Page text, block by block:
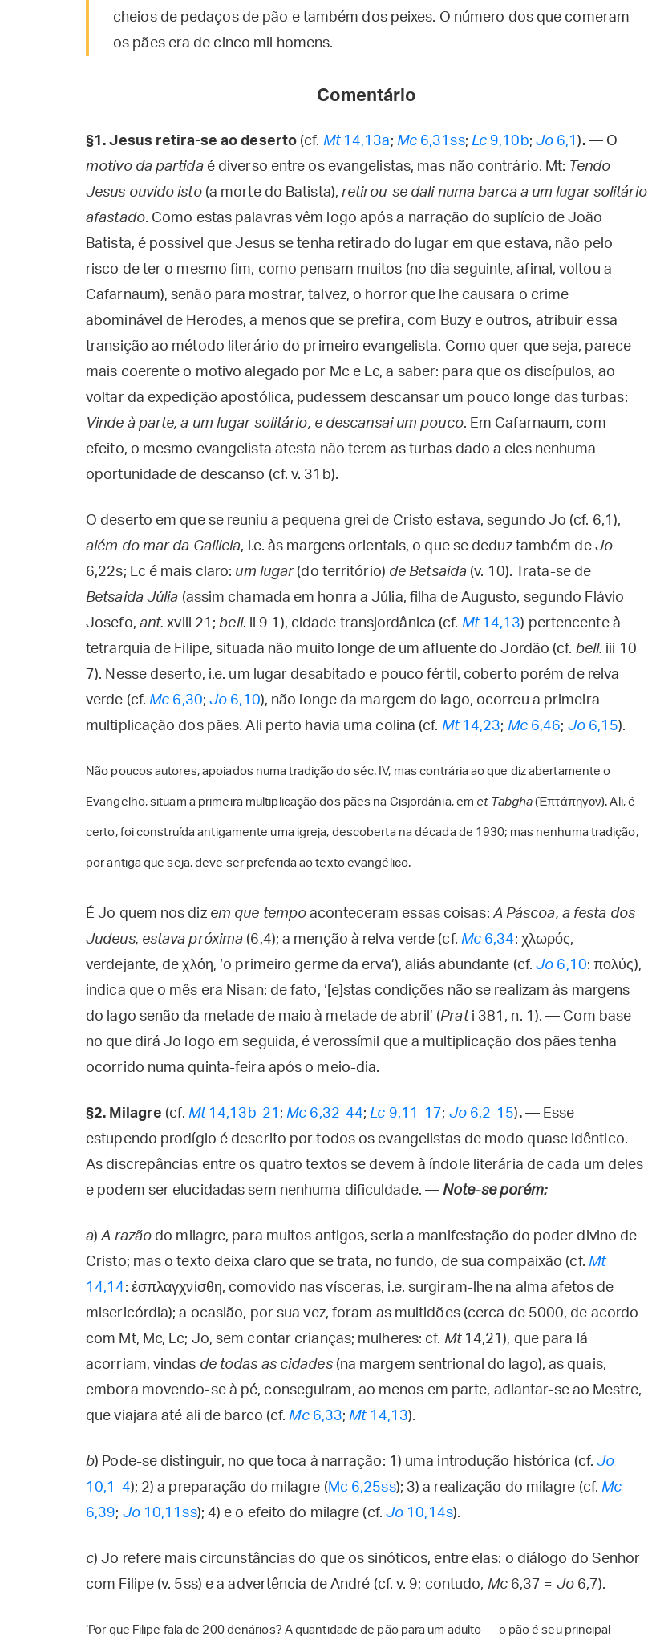
cheios de pedaços de pão e também dos peixes. O número dos que comeram
os pães era de cinco mil homens.
Comentário
§1. Jesus retira-se ao deserto (cf. Mt14,13a; Mc6,31ss; Lc 9,10b; Jo 6,1 ).— O
motivo da partidaé diverso entre os evangelistas, mas não contrário. Mt: Tendo
Jesus ouvido isto(a morte do Batista),retirou-se dali numa barca a um lugar solitário
afastado. Como estas palavras vêm logo após a narração do suplício de João
Batista, é possível que Jesus se tenha retirado do lugar em que estava, não pelo
risco de ter o mesmo fim, como pensam muitos (no dia seguinte, afinal, voltou a
Cafarnaum), senão para mostrar, talvez, o horror que lhe causara o crime
abominável de Herodes, a menos que se prefira, com Buzy e outros, atribuir essa
transição ao método literário do primeiro evangelista. Como quer que seja, parece
mais coerente o motivo alegado por Mc e Lc, a saber: para que os discípulos, ao
voltar da expedição apostólica, pudessem descansar um pouco longe das turbas:
Vinde à parte, a um lugar solitário, e descansai um pouco. Em Cafarnaum, com
efeito, o mesmo evangelista atesta não terem as turbas dado a eles nenhuma
oportunidade de descanso (cf. v. 31b).
O deserto em que se reuniu a pequena grei de Cristo estava, segundo Jo (cf. 6,1),
além do mar da Galileia, i.e. às margens orientais, o que se deduz também de Jo
6,22s; Lc é mais claro: um lugar(do território) de Betsaida (v. 10). Trata-se de
Betsaida Júlia (assim chamada em honra a Júlia, filha de Augusto, segundo Flávio
Josefo, ant. xviii 21;bell. ii 9 1), cidade transjordânica (cf. Mt14,13) pertencente à
tetrarquia de Filipe, situada não muito longe de um afluente do Jordão (cf. bell. iii 10
7). Nesse deserto, i.e. um lugar desabitado e pouco fértil, coberto porém de relva
verde (cf.Mc 6,30;Jo 6,10), não longe da margem do lago, ocorreu a primeira
multiplicação dos pães. Ali perto havia uma colina (cf. Mt14,23; Mc6,46; Jo6,15).
Não poucos autores, apoiados numa tradição do séc. IV, mas contrária ao que diz abertamente o
Evangelho, situam a primeira multiplicação dos pães na Cisjordânia, em et-Tabgha(Ἐπτάπηγον). Ali, é
certo, foi construída antigamente uma igreja, descoberta na década de 1930; mas nenhuma tradição,
por antiga que seja, deve ser preferida ao texto evangélico.
É Jo quem nos diz em que tempo aconteceram essas coisas:A Páscoa, a festa dos
Judeus, estava próxima (6,4); a menção à relva verde (cf. Mc 6,34: χλωρός,
verdejante, de χλόη, ‘o primeiro germe da erva’), aliás abundante (cf.Jo 6,10: πολύς),
indica que o mês era Nisan: de fato, ‘[e]stas condições não se realizam às margens
do lago senão da metade de maio à metade de abril’ (Prati 381, n. 1). — Com base
no que dirá Jo logo em seguida, é verossímil que a multiplicação dos pães tenha
ocorrido numa quinta-feira após o meio-dia.
§2. Milagre (cf. Mt14,13b-21 ;Mc 6,32-44;Lc 9,11-17; Jo6,2-15).— Esse
estupendo prodígio é descrito por todos os evangelistas de modo quase idêntico.
As discrepâncias entre os quatro textos se devem à índole literária de cada um deles
e podem ser elucidadas sem nenhuma dificuldade. —Note-se porém:
a) A razão do milagre, para muitos antigos, seria a manifestação do poder divino de
Cristo; mas o texto deixa claro que se trata, no fundo, de sua compaixão (cf. Mt
14,14: ἐσπλαγχνίσθη, comovido nas vísceras, i.e. surgiram-lhe na alma afetos de
misericórdia); a ocasião, por sua vez, foram as multidões (cerca de 5000, de acordo
com Mt, Mc, Lc; Jo, sem contar crianças; mulheres: cf. Mt14,21), que para lá
acorriam, vindas de todas as cidades (na margem sentrional do lago), as quais,
embora movendo-se à pé, conseguiram, ao menos em parte, adiantar-se ao Mestre,
que viajara até ali de barco (cf.Mc6,33;Mt14,13).
b) Pode-se distinguir, no que toca à narração: 1) uma introdução histórica (cf.Jo
10,1-4); 2) a preparação do milagre ( Mc 6,25ss); 3) a realização do milagre (cf.Mc
6,39; Jo10,11ss); 4) e o efeito do milagre (cf. Jo 10,14s).
c) Jo refere mais circunstâncias do que os sinóticos, entre elas: o diálogo do Senhor
com Filipe (v. 5ss) e a advertência de André (cf. v. 9; contudo, Mc6,37 = Jo6,7).
‘Por que Filipe fala de 200 denários? A quantidade de pão para um adulto — o pão é seu principal